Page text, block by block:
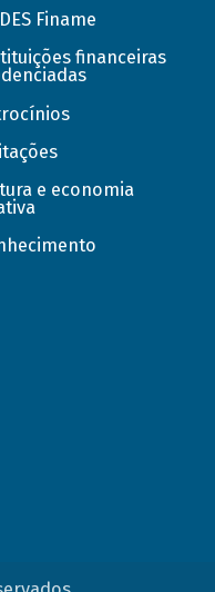
Finame
financeiras
e economia